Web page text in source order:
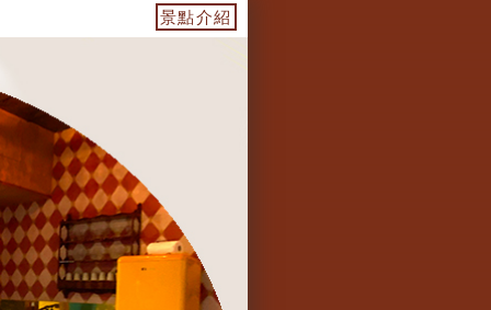
機/過山車電子麻將桌/ 免費停車場1~5台/米其林指定咖啡
景點介紹